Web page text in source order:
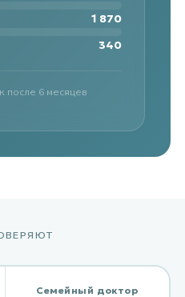
1 870
340
после 6 месяцев
Семейный доктор